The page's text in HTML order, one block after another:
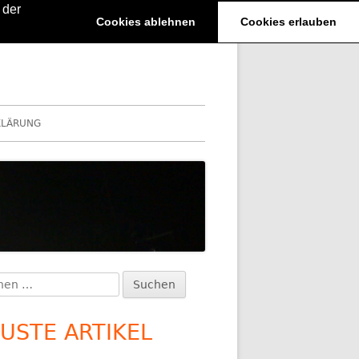
Cookies ablehnen Cookies erlauben
ARTIKEL